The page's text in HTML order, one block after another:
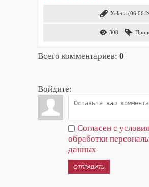
Xelena
308
Всего комментариев: 0
Войдите:
Согласен с
обработки
данных
ОТПРАВИТЬ